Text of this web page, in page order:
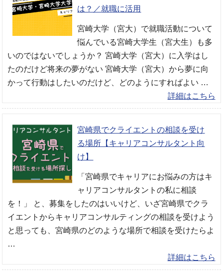
は？／就職に活用
宮崎大学（宮大）で就職活動について
悩んでいる宮崎大学生（宮大生）も多
いのではないでしょうか？ 宮崎大学（宮大）に入学はし
たのだけど将来の夢がない 宮崎大学（宮大）から夢に向
かって行動はしたいのだけど、どのようにすればよい …
詳細はこちら
宮崎県でクライエントの相談を受け
る場所【キャリアコンサルタント向
け】
「宮崎県でキャリアにお悩みの方はキ
ャリアコンサルタントの私に相談
を！」 と、募集をしたのはいいけど、いざ宮崎県でクラ
イエントからキャリアコンサルティングの相談を受けよう
と思っても、宮崎県のどのような場所で相談を受けたらよ
…
詳細はこちら